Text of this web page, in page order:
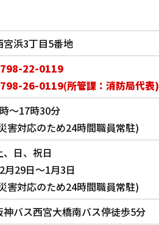
宮浜3丁目5番地
22-0119
26-0119(所管課：消防局代表)
～17時30分
害対応のため24時間職員常駐)
、日、祝日
月29日～1月3日
害対応のため24時間職員常駐)
神バス西宮大橋南バス停徒歩5分